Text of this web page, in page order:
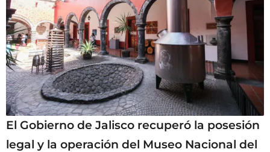
El Gobierno de Jalisco recuperó la posesión
legal y la operación del Museo Nacional del